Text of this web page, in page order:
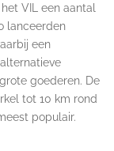
VIL een aantal
lanceerden
een
goederen. De
tot 10 km rond
populair.